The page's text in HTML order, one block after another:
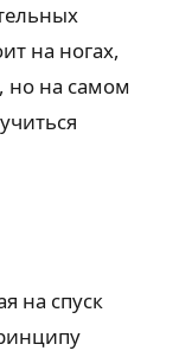
на ногах,
но на самом
на спуск